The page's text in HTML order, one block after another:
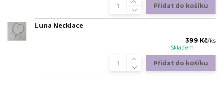
Přidat do košíku
Luna Necklace
399 Kč/ks
Skladem
Přidat do košíku